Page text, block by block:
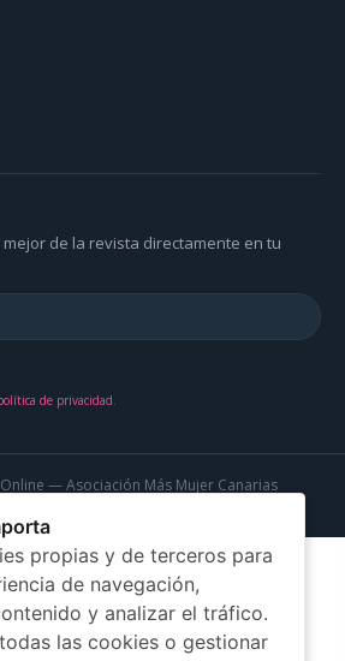
de la revista directamente en tu
de privacidad.
— Asociación Más Mujer Canarias
propias y de terceros para
de navegación,
y analizar el tráfico.
las cookies o gestionar